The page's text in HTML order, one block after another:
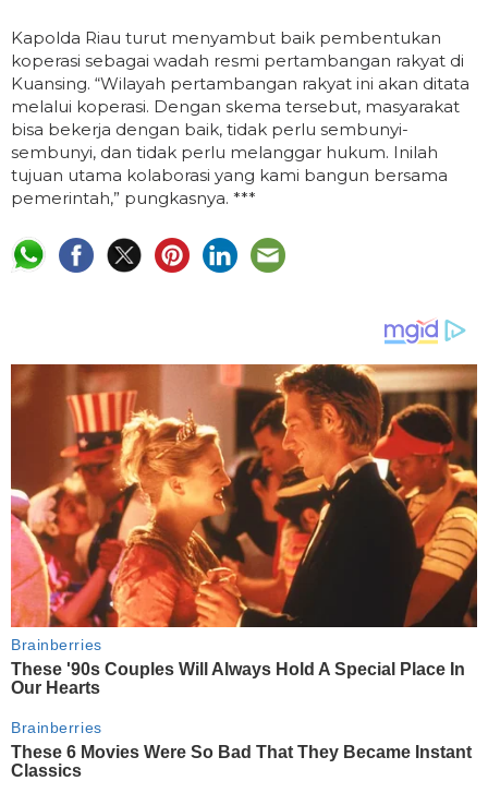
Kapolda Riau turut menyambut baik pembentukan
koperasi sebagai wadah resmi pertambangan rakyat di
Kuansing. “Wilayah pertambangan rakyat ini akan ditata
melalui koperasi. Dengan skema tersebut, masyarakat
bisa bekerja dengan baik, tidak perlu sembunyi-
sembunyi, dan tidak perlu melanggar hukum. Inilah
tujuan utama kolaborasi yang kami bangun bersama
pemerintah,” pungkasnya. ***